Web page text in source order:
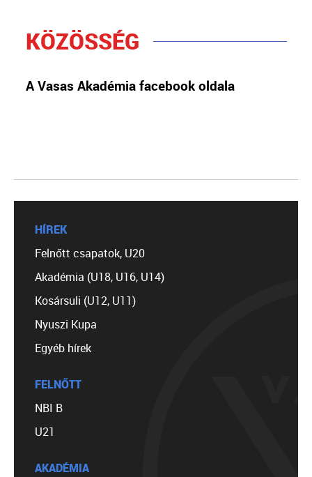
KÖZÖSSÉG
A Vasas Akadémia facebook oldala
HÍREK
Felnőtt csapatok, U20
Akadémia (U18, U16, U14)
Kosársuli (U12, U11)
Nyuszi Kupa
Egyéb hírek
FELNŐTT
NBI B
U21
AKADÉMIA